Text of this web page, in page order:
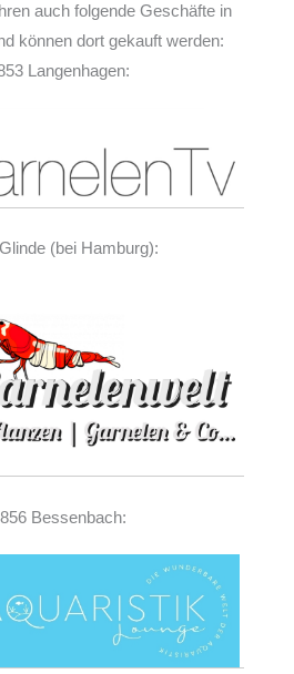
auch folgende Geschäfte in
können dort gekauft werden:
Langenhagen:
(bei Hamburg):
Bessenbach: